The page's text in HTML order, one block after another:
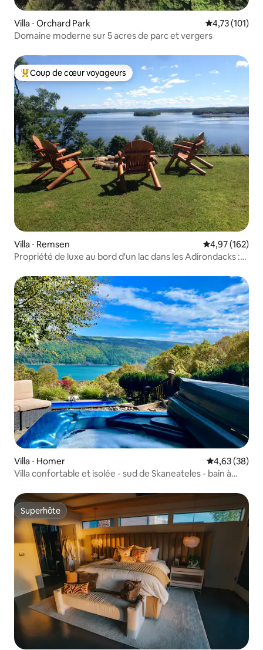
Villa ⋅ Orchard Park Évaluation
4,73 (101)
Domaine moderne sur 5 acres de parc et vergers
Coups de cœur voyageurs les plus appréciés
Coup de cœur voyageurs
Villa ⋅ Remsen Évaluation
4,97 (162)
Propriété de luxe au bord d'un lac dans les Adirondacks :
Villa ⋅ Homer Évaluation
4,63 (38)
Villa confortable et isolée - sud de Skaneateles - bain à
Superhôte
Superhôte